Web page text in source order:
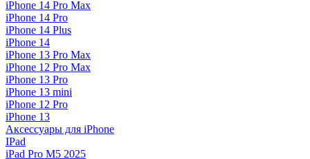
iPhone 14 Pro Max
iPhone 14 Pro
iPhone 14 Plus
iPhone 14
iPhone 13 Pro Max
iPhone 12 Pro Max
iPhone 13 Pro
iPhone 13 mini
iPhone 12 Pro
iPhone 13
Аксессуары для iPhone
IPad
iPad Pro M5 2025